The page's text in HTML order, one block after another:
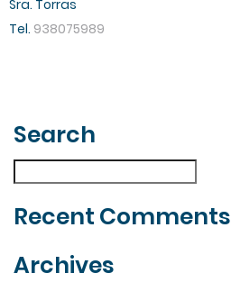
Sra. Torras
Tel. 938075989
Search
Recent Comments
Archives